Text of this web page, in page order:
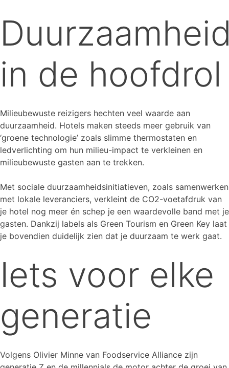
in de hoofdrol
Milieubewuste reizigers hechten veel waarde aan
duurzaamheid. Hotels maken steeds meer gebruik van
‘groene technologie’ zoals slimme thermostaten en
ledverlichting om hun milieu-impact te verkleinen en
milieubewuste gasten aan te trekken.
Met sociale duurzaamheidsinitiatieven, zoals samenwerken
met lokale leveranciers, verkleint de CO2-voetafdruk van
je hotel nog meer én schep je een waardevolle band met je
gasten. Dankzij labels als Green Tourism en Green Key laat
je bovendien duidelijk zien dat je duurzaam te werk gaat.
Iets voor elke
generatie
Volgens Olivier Minne van Foodservice Alliance zijn